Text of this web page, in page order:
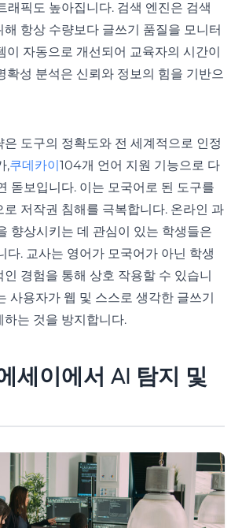
래픽도 높아집니다. 검색 엔진은 검색
항상 수량보다 글쓰기 품질을 모니터
이 자동으로 개선되어 교육자의 시간이
확성 분석은 신뢰와 정보의 힘을 기반으
도구의 정확도와 전 세계적으로 인정
,쿠데카이104개 언어 지원 기능으로 다
돋보입니다. 이는 모국어로 된 도구를
저작권 침해를 극복합니다. 온라인 과
향상시키는 데 관심이 있는 학생들은
다. 교사는 영어가 모국어가 아닌 학생
경험을 통해 상호 작용할 수 있습니
사용자가 웹 및 스스로 생각한 글쓰기
는 것을 방지합니다.
세이에서 AI 탐지 및